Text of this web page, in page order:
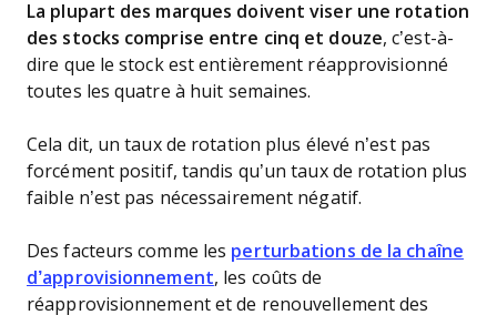
La plupart des marques doivent viser une rotation
des stocks comprise entre cinq et douze, c’est-à-
dire que le stock est entièrement réapprovisionné
toutes les quatre à huit semaines.
Cela dit, un taux de rotation plus élevé n’est pas
forcément positif, tandis qu’un taux de rotation plus
faible n’est pas nécessairement négatif.
Des facteurs comme les perturbations de la chaîne
d’approvisionnement, les coûts de
réapprovisionnement et de renouvellement des